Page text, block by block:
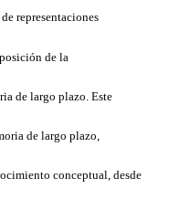
representaciones
de la
de largo plazo. Este
de largo plazo,
conceptual, desde